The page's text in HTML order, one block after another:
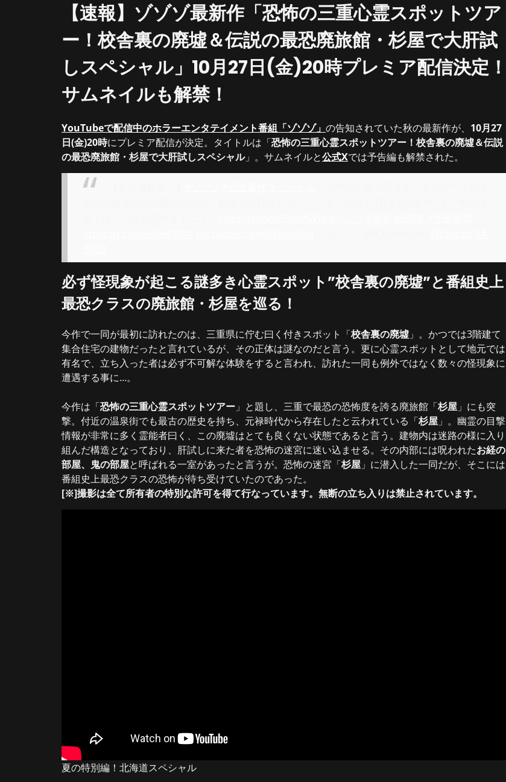
【速報】ゾゾゾ最新作「恐怖の三重心霊スポットツア
ー！校舎裏の廃墟＆伝説の最恐廃旅館・杉屋で大肝試
しスペシャル」10月27日(金)20時プレミア配信決定！
サムネイルも解禁！
YouTubeで配信中のホラーエンタテイメント番組「ゾゾゾ」 の告知されていた秋の最新作が、 10月27
日(金)20時にプレミア配信が決定。タイトルは「恐怖の三重心霊スポットツアー！校舎裏の廃墟＆伝説
の最恐廃旅館・杉屋で大肝試しスペシャル」。サムネイルと公式Xでは予告編も解禁された。
必ず怪現象が起こる謎多き心霊スポット”校舎裏の廃墟”と番組史上
最恐クラスの廃旅館・杉屋を巡る！
今作で一同が最初に訪れたのは、三重県に佇む曰く付きスポット「校舎裏の廃墟 」。かつでは3階建て
集合住宅の建物だったと言れているが、その正体は謎なのだと言う。更に心霊スポットとして地元では
有名で、立ち入った者は必ず不可解な体験をすると言われ、訪れた一同も例外ではなく数々の怪現象に
遭遇する事に…。
今作は「恐怖の三重心霊スポットツアー 」と題し、三重で最恐の恐怖度を誇る廃旅館「杉屋 」にも突
撃。付近の温泉街でも最古の歴史を持ち、元禄時代から存在したと云われている「杉屋 」。幽霊の目撃
情報が非常に多く霊能者曰く、この廃墟はとても良くない状態であると言う。建物内は迷路の様に入り
組んだ構造となっており、肝試しに来た者を恐怖の迷宮に迷い込ませる。その内部には呪われたお経の
部屋、鬼の部屋と呼ばれる一室があったと言うが。恐怖の迷宮「杉屋 」に潜入した一同だが、そこには
番組史上最恐クラスの恐怖が待ち受けていたのであった。
[※]撮影は全て所有者の特別な許可を得て行なっています。無断の立ち入りは禁止されています。
夏の特別編！北海道スペシャル